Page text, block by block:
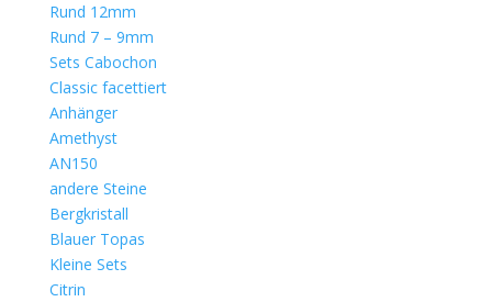
Rund 12mm
Rund 7 – 9mm
Sets Cabochon
Classic facettiert
Anhänger
Amethyst
AN150
andere Steine
Bergkristall
Blauer Topas
Kleine Sets
Citrin